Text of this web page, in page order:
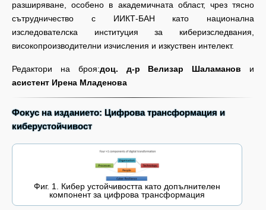
разширяване, особено в академичната област, чрез тясно
сътрудничество с ИИКТ-БАН като национална
изследователска институция за киберизследвания,
високопроизводителни изчисления и изкуствен интелект.
Редактори на броя:доц. д-р Велизар Шаламанов и
асистент Ирена Младенова
Фокус на изданието: Цифрова трансформация и
киберустойчивост
Фиг. 1. Кибер устойчивостта като допълнителен
компонент за цифрова трансформация